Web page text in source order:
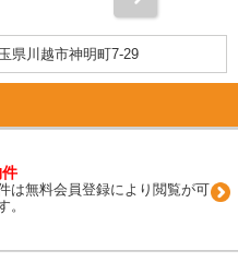
県川越市神明町7-29
は無料会員登録により閲覧が可
。